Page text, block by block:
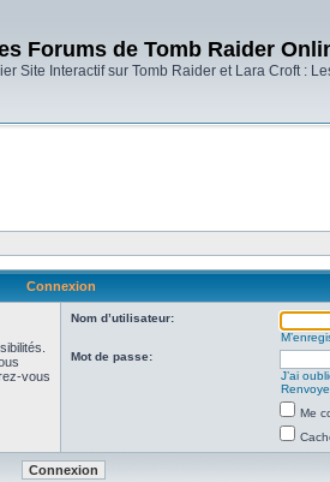
Forums de Tomb Raider
Site Interactif sur Tomb Raider et Lara Croft :
Connexion
vous
Nom d’utilisateur:
Mot de passe:
J’ai
Me